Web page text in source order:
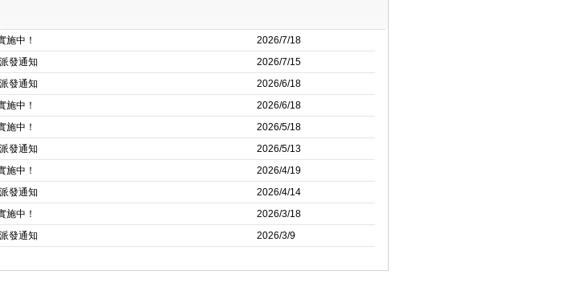
施中！
2026/7/18
發通知
2026/7/15
發通知
2026/6/18
施中！
2026/6/18
施中！
2026/5/18
發通知
2026/5/13
施中！
2026/4/19
發通知
2026/4/14
施中！
2026/3/18
發通知
2026/3/9